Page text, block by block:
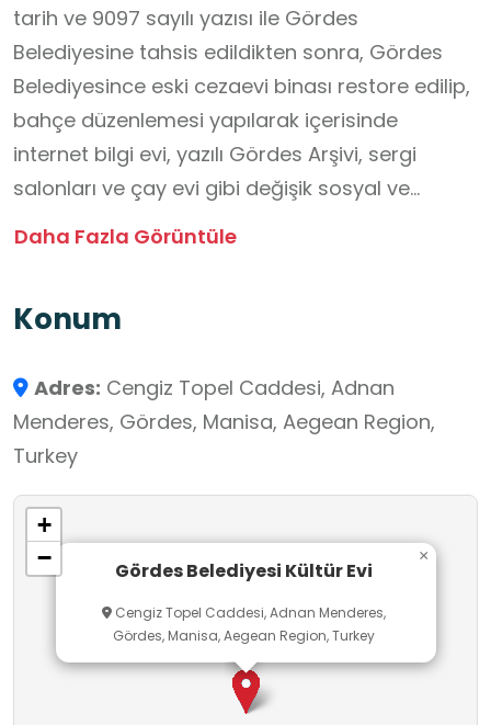
tarih ve 9097 sayılı yazısı ile Gördes
Belediyesine tahsis edildikten sonra, Gördes
Belediyesince eski cezaevi binası restore edilip,
bahçe düzenlemesi yapılarak içerisinde
internet bilgi evi, yazılı Gördes Arşivi, sergi
salonları ve çay evi gibi değişik sosyal ve
kültürel etkinlik alanları oluşturuldu.
gözlemleyerek öğrenmelerine imkân
eşyalar, kıyafetler, el sanatları ve yöresel
yaşam örnekleri, derslerde edinilen bilgilerin
somutlaştırılmasına katkı sağlamaktadır.
Daha Fazla Görüntüle
Konum
Adres: Cengiz Topel Caddesi, Adnan
Menderes, Gördes, Manisa, Aegean Region,
Turkey
Gördes Belediyesi Kültür Evi
Cengiz Topel Caddesi, Adnan Menderes,
Gördes, Manisa, Aegean Region, Turkey
×
+
−